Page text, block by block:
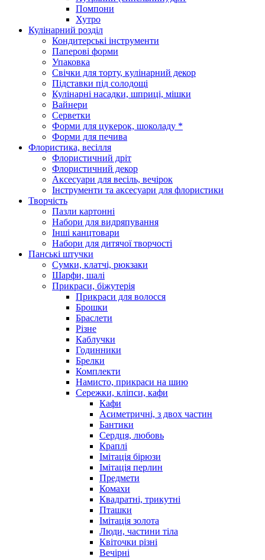
Помпони
Хутро
Кулінарний розділ
Кондитерські інструменти
Паперові форми
Упаковка
Свічки для торту, кулінарний декор
Підставки під солодощі
Кулінарні насадки, шприці, мішки
Вайнери
Серветки
Форми для цукерок, шоколаду *
Форми для печива
Флористика, весілля
Флористичний дріт
Флористичний декор
Аксесуари для весіль, вечірок
Інструменти та аксесуари для флористики
Творчість
Пазли картонні
Набори для видряпування
Інші канцтовари
Набори для дитячої творчості
Панські штучки
Сумки, клатчі, рюкзаки
Шарфи, шалі
Прикраси, біжутерія
Прикраси для волосся
Брошки
Браслети
Різне
Каблучки
Годинники
Брелки
Комплекти
Намисто, прикраси на шию
Сережки, кліпси, кафи
Кафи
Асиметричні, з двох частин
Бантики
Сердця, любовь
Краплі
Імітація бірюзи
Імітація перлин
Предмети
Комахи
Квадратні, трикутні
Пташки
Імітація золота
Люди, частини тіла
Квіточки різні
Вечірні